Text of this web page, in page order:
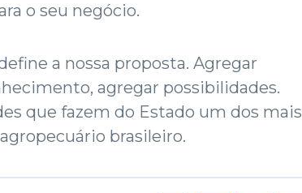
o seu negócio.
a nossa proposta. Agregar
agregar possibilidades.
que fazem do Estado um dos mais
brasileiro.